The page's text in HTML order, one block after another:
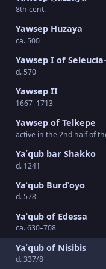
8th cent.
Yawsep Huzaya
ca. 500
Yawsep I of
d. 570
Yawsep II
1667–1713
Yawsep of Telkepe
active in the 2nd half of
Yaʿqub bar Shakko
d. 1241
Yaʿqub Burdʿoyo
d. 578
Yaʿqub of Edessa
ca. 630–708
Yaʿqub of Nisibis
d. 337/8